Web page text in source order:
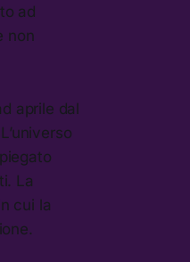
ad
non
aprile dal
La
cui la